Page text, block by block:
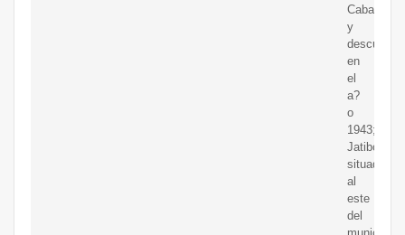
Cabaiguán
y
en
el
a?
o
1943;
Jatibonico,
situado
al
este
del